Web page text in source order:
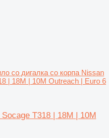
со дигалка со корпа Nissan
| 18M | 10M Outreach | Euro 6
T318 | 18M | 10M